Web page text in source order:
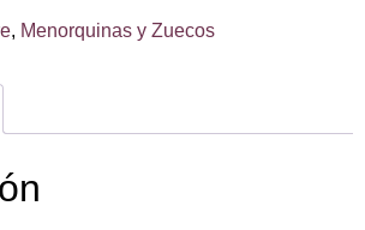
, Menorquinas y Zuecos